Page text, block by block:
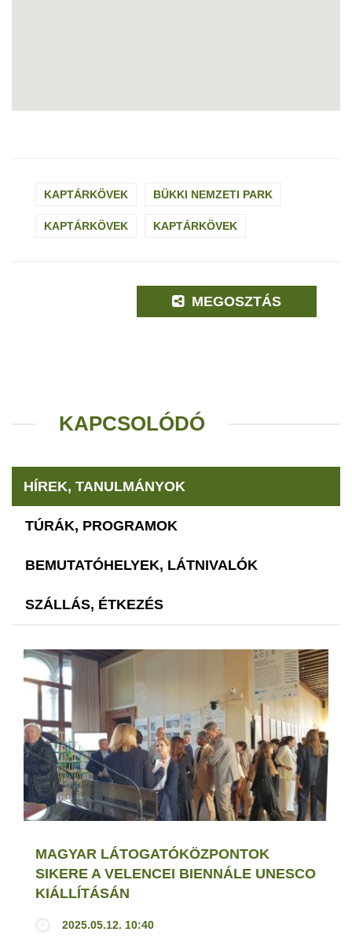
KAPTÁRKÖVEK BÜKKI NEMZETI PARK
KAPTÁRKÖVEK KAPTÁRKÖVEK
MEGOSZTÁS
KAPCSOLÓDÓ
HÍREK, TANULMÁNYOK
TÚRÁK, PROGRAMOK
BEMUTATÓHELYEK, LÁTNIVALÓK
SZÁLLÁS, ÉTKEZÉS
MAGYAR LÁTOGATÓKÖZPONTOK
SIKERE A VELENCEI BIENNÁLE UNESCO
KIÁLLÍTÁSÁN
2025.05.12. 10:40